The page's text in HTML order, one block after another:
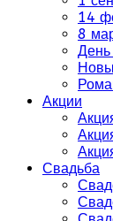
14
8
День
Акции
Свадьба